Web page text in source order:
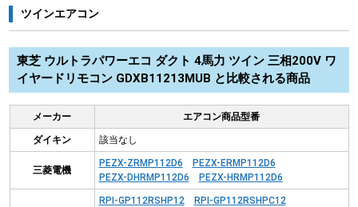
ツインエアコン
東芝 ウルトラパワーエコ ダクト 4馬力 ツイン 三相200V ワ
イヤードリモコン GDXB11213MUB と比較される商品
メーカー エアコン商品型番
ダイキン 該当なし
三菱電機
PEZX-ZRMP112D6
PEZX-ERMP112D6
PEZX-DHRMP112D6
PEZX-HRMP112D6
RPI-GP112RSHP12
RPI-GP112RSHPC12